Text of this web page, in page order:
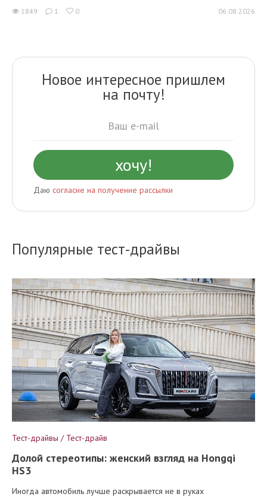
1849 1 0 06.08.2026
Новое интересное пришлем
на почту!
Даю согласие на получение рассылки
Популярные тест-драйвы
Тест-драйвы / Тест-драйв
Долой стереотипы: женский взгляд на Hongqi
HS3
Иногда автомобиль лучше раскрывается не в руках